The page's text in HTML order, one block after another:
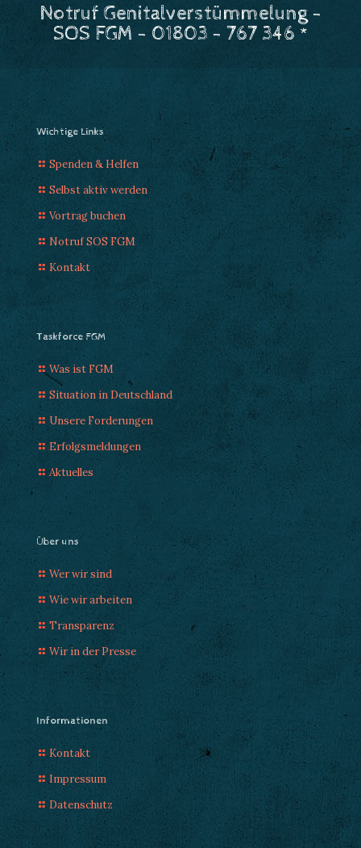
Notruf Genitalverstümmelung -
SOS FGM - 01803 - 767 346 *
Wichtige Links
Spenden & Helfen
Selbst aktiv werden
Vortrag buchen
Notruf SOS FGM
Kontakt
Taskforce FGM
Was ist FGM
Situation in Deutschland
Unsere Forderungen
Erfolgsmeldungen
Aktuelles
Über uns
Wer wir sind
Wie wir arbeiten
Transparenz
Wir in der Presse
Informationen
Kontakt
Impressum
Datenschutz